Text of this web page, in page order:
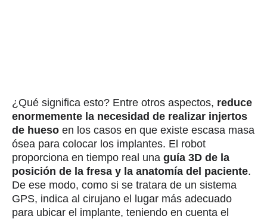
¿Qué significa esto? Entre otros aspectos, reduce
enormemente la necesidad de realizar injertos
de hueso en los casos en que existe escasa masa
ósea para colocar los implantes. El robot
proporciona en tiempo real una guía 3D de la
posición de la fresa y la anatomía del paciente.
De ese modo, como si se tratara de un sistema
GPS, indica al cirujano el lugar más adecuado
para ubicar el implante, teniendo en cuenta el